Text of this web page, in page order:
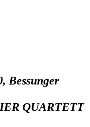
Bessunger
QUARTETT